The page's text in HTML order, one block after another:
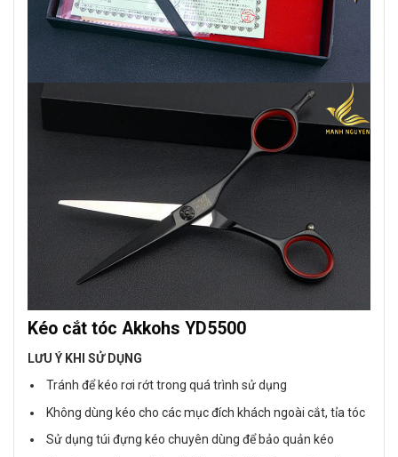
Kéo cắt tóc Akkohs YD5500
LƯU Ý KHI SỬ DỤNG
Tránh để kéo rơi rớt trong quá trình sử dụng
Không dùng kéo cho các mục đích khách ngoài cắt, tỉa tóc
Sử dụng túi đựng kéo chuyên dùng để bảo quản kéo